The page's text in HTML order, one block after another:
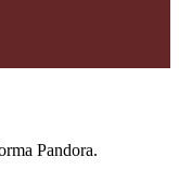
Pandora.